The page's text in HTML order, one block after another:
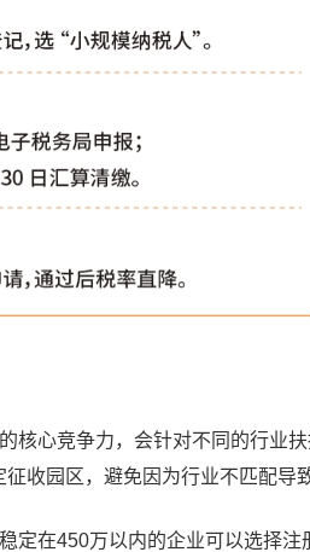
核心竞争力，会针对不同的行业
收园区，避免因为行业不匹配导
定在450万以内的企业可以选择注